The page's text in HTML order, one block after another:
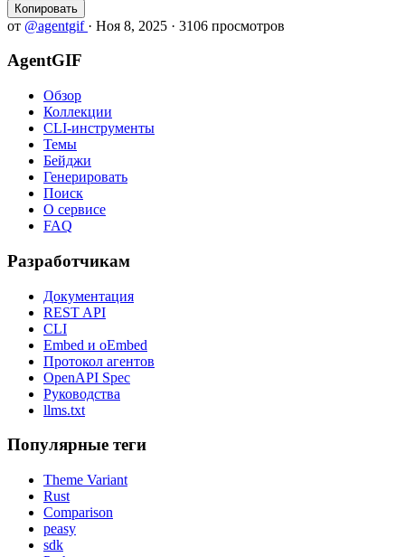
Копировать
от @agentgif · Ноя 8, 2025 · 3106 просмотров
AgentGIF
Обзор
Коллекции
CLI-инструменты
Темы
Бейджи
Генерировать
Поиск
О сервисе
FAQ
Разработчикам
Документация
REST API
CLI
Embed и oEmbed
Протокол агентов
OpenAPI Spec
Руководства
llms.txt
Популярные теги
Theme Variant
Rust
Comparison
peasy
sdk